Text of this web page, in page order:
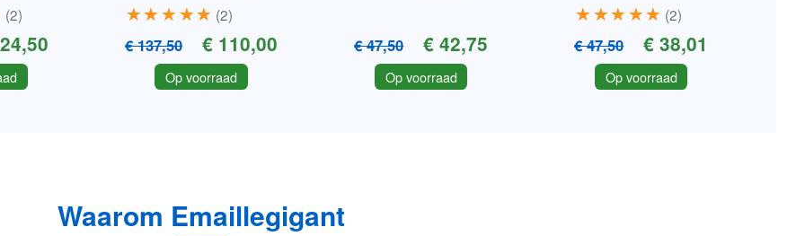
2 2
€ 137,50 € 110,00
Op voorraad
€ 47,50 € 42,75
Op voorraad
2
€ 47,50 € 38,01
Op voorraad
Waarom Emaillegigant